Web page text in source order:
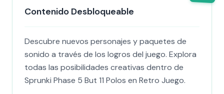
Contenido Desbloqueable
Descubre nuevos personajes y paquetes de
sonido a través de los logros del juego. Explora
todas las posibilidades creativas dentro de
Sprunki Phase 5 But 11 Polos en Retro Juego.